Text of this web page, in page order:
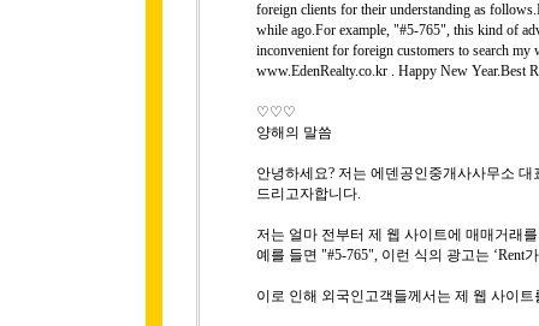
foreign clients for their understanding as
while ago.For example, "#5-765", this kind of
inconvenient for foreign customers to search
www.EdenRealty.co.kr . Happy New Year.Best
♡♡♡
양해의 말씀
안녕하세요? 저는 에덴공인중개사사무소
드리고자합니다.
저는 얼마 전부터 제 웹 사이트에 매매거래
예를 들면 "#5-765", 이런 식의 광고는 ‘Rent
이로 인해 외국인고객들께서는 제 웹 사이